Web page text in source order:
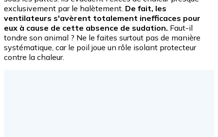
exclusivement par le halètement. De fait, les
ventilateurs s'avèrent totalement inefficaces pour
eux à cause de cette absence de sudation. Faut-il
tondre son animal ? Ne le faites surtout pas de manière
systématique, car le poil joue un rôle isolant protecteur
contre la chaleur.